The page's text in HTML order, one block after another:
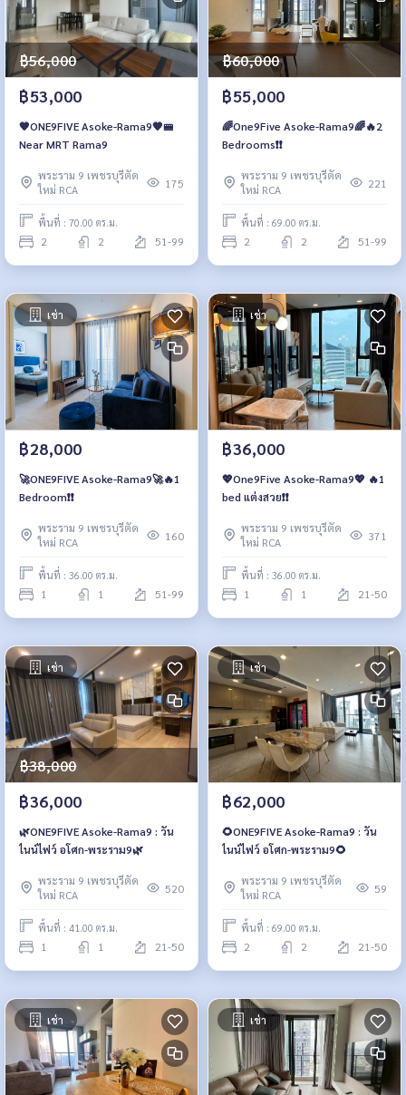
฿56,000
฿53,000
🧡ONE9FIVE Asoke-Rama9🧡🚝
Near MRT Rama9
พระราม 9 เพชรบุรีตัด
ใหม่ RCA
175
พื้นที่ : 70.00 ตร.ม.
2 2 51-99
฿60,000
฿55,000
🌈One9Five Asoke-Rama9🌈🔥2
Bedrooms❗️❗️
พระราม 9 เพชรบุรีตัด
ใหม่ RCA
221
พื้นที่ : 69.00 ตร.ม.
2 2 51-99
เช่า
฿28,000
🚀ONE9FIVE Asoke-Rama9🚀🔥1
Bedroom❗️❗️
พระราม 9 เพชรบุรีตัด
ใหม่ RCA
160
พื้นที่ : 36.00 ตร.ม.
1 1 51-99
เช่า
฿36,000
💖One9Five Asoke-Rama9💖 🔥1
bed แต่งสวย❗️❗️
พระราม 9 เพชรบุรีตัด
ใหม่ RCA
371
พื้นที่ : 36.00 ตร.ม.
1 1 21-50
เช่า
฿38,000
฿36,000
🌿ONE9FIVE Asoke-Rama9 : วัน
ไนน์ไฟว์ อโศก-พระราม9🌿
พระราม 9 เพชรบุรีตัด
ใหม่ RCA
520
พื้นที่ : 41.00 ตร.ม.
1 1 21-50
เช่า
฿62,000
🌻ONE9FIVE Asoke-Rama9 : วัน
ไนน์ไฟว์ อโศก-พระราม9🌻
พระราม 9 เพชรบุรีตัด
ใหม่ RCA
59
พื้นที่ : 69.00 ตร.ม.
2 2 21-50
เช่า เช่า